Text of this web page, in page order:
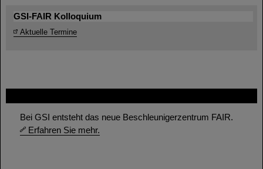
Bei GSI entsteht das neue Beschleunigerzentrum FAIR.
Erfahren Sie mehr.
GSI-FAIR Kolloquium
Aktuelle Termine